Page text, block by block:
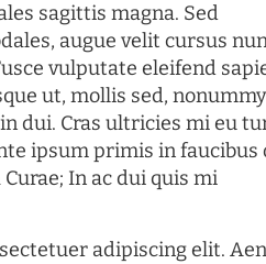
sagittis magna. Sed
augue velit cursus
vulputate eleifend
ut, mollis sed,
dui. Cras ultricies mi eu
ipsum primis in faucibus
In ac dui quis mi
adipiscing elit.